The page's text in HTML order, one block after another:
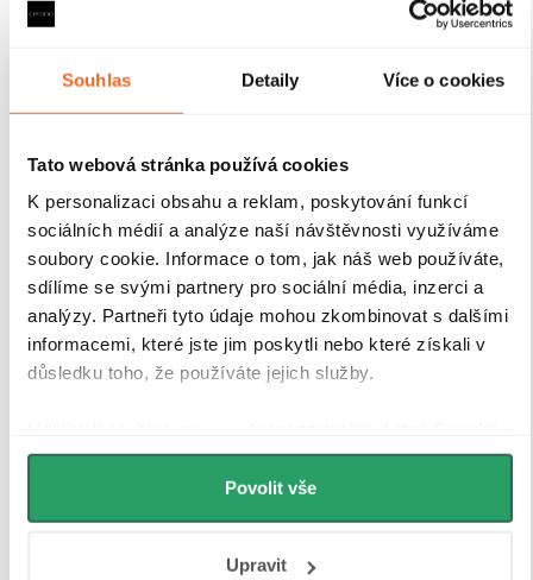
Souhlas Detaily Více o cookies
Tato webová stránka používá cookies
K personalizaci obsahu a reklam, poskytování funkcí
sociálních médií a analýze naší návštěvnosti využíváme
soubory cookie. Informace o tom, jak náš web používáte,
sdílíme se svými partnery pro sociální média, inzerci a
analýzy. Partneři tyto údaje mohou zkombinovat s dalšími
informacemi, které jste jim poskytli nebo které získali v
důsledku toho, že používáte jejich služby.
můžeme používat cookies pro analytiku a
personalizovanou reklamu. Jak Google zpracovává
osobní údaje najdete na stránkách
Povolit vše
Upravit
Tvrzené bezpečností sklo
Sprchové kouty a zástěny CERANO jsou vybaveny
každodenním používání. Sklo je opatřeno speciální
povrchovou úpravou Easy Clean, která
usazování vodního kamene a nečistot
plně čirých přes mléčná, grafitová až po dekorativní